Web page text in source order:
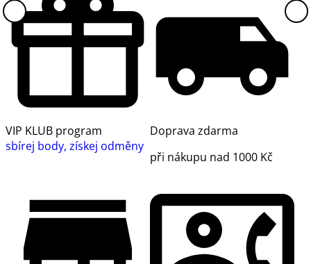
VIP KLUB program
sbírej body, získej odměny
Doprava zdarma
při nákupu nad 1000 Kč